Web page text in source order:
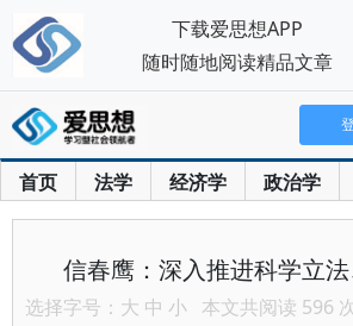
首页 法学 经济学 政治学
信春鹰：深入推进科学立
选择字号： 大 中 小 本文共阅读 596
下载爱思想APP
随时随地阅读精品文章